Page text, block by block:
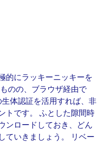
的にラッキーニッキーを
のの、ブラウザ経由で
体認証を活用すれば、非
トです。 ふとした隙間時
ンロードしておき、どん
ていきましょう。 リベー